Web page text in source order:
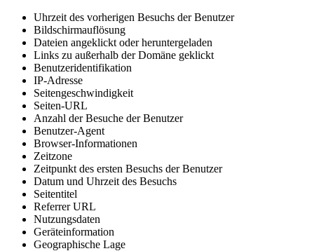
Uhrzeit des vorherigen Besuchs der Benutzer
Bildschirmauflösung
Dateien angeklickt oder heruntergeladen
Links zu außerhalb der Domäne geklickt
Benutzeridentifikation
IP-Adresse
Seitengeschwindigkeit
Seiten-URL
Anzahl der Besuche der Benutzer
Benutzer-Agent
Browser-Informationen
Zeitzone
Zeitpunkt des ersten Besuchs der Benutzer
Datum und Uhrzeit des Besuchs
Seitentitel
Referrer URL
Nutzungsdaten
Geräteinformation
Geographische Lage